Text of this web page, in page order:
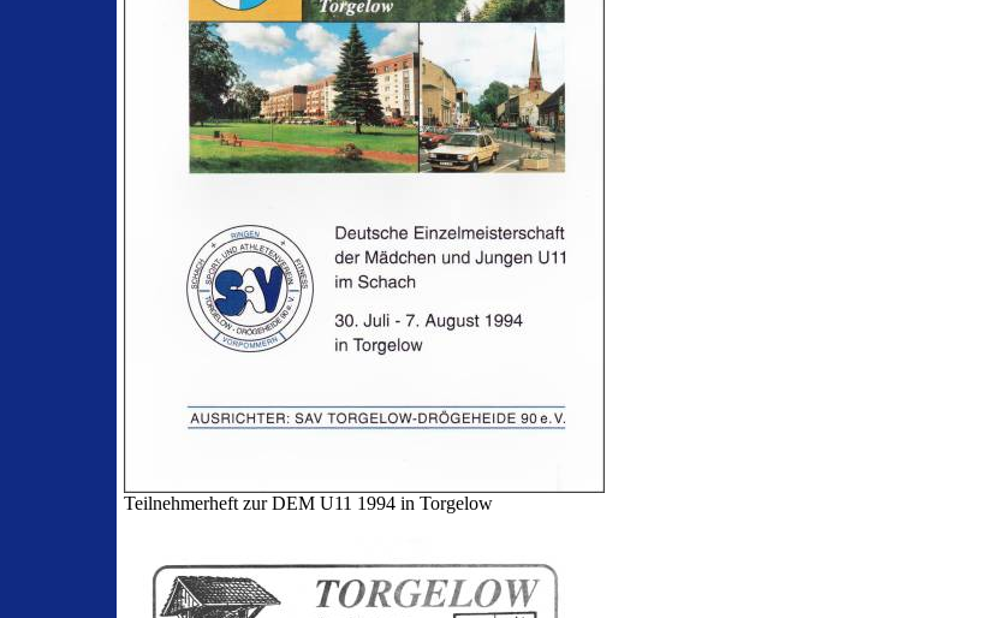
Teilnehmerheft zur DEM U11 1994 in Torgelow